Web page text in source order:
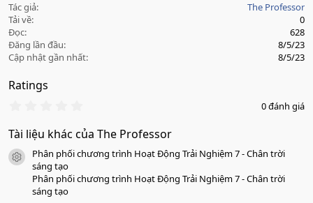
Tác giả
The Professor
Tải về
0
Đọc
628
Đăng lần đầu
8/5/23
Cập nhật gần nhất
8/5/23
Ratings
0
0
a
0 đánh giá
Tài liệu khác của The Professor
icon tài liệu
Phân phối chương trình Hoạt Động Trải Nghiệm 7 - Chân trời
sáng tạo
Phân phối chương trình Hoạt Động Trải Nghiệm 7 - Chân trời
sáng tạo